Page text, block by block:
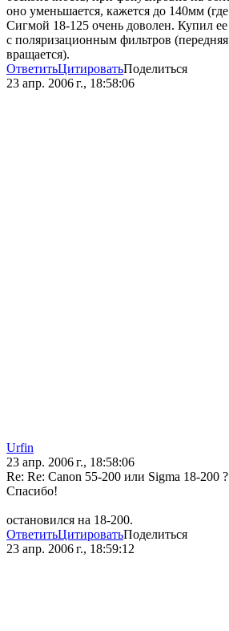
оно уменьшается, кажется до 140мм
Сигмой 18-125 очень доволен. Купил ее
с поляризационным фильтров
вращается).
ОтветитьЦитироватьПоделиться
23 апр. 2006 г., 18:58:06
Urfin
23 апр. 2006 г., 18:58:06
Re: Re: Canon 55-200 или Sigma 18-200 ?
Спасибо!
остановился на 18-200.
ОтветитьЦитироватьПоделиться
23 апр. 2006 г., 18:59:12